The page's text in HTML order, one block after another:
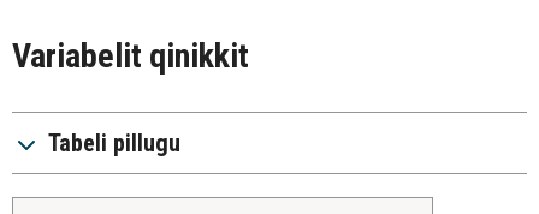
Variabelit qinikkit
Tabeli pillugu